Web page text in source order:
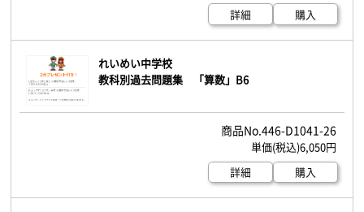
詳細
購入
れいめい中学校
教科別過去問題集 「算数」B6
446-D1041-26
6,050円
詳細
購入